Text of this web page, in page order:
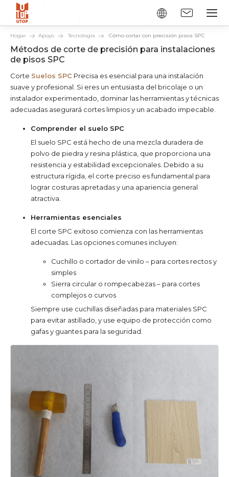
Hogar Apoyo Tecnología Cómo cortar con precisión pisos SPC
Métodos de corte de precisión para instalaciones
de pisos SPC
Corte Suelos SPC Precisa es esencial para una instalación
suave y profesional. Si eres un entusiasta del bricolaje o un
instalador experimentado, dominar las herramientas y técnicas
adecuadas asegurará cortes limpios y un acabado impecable.
Comprender el suelo SPC
El suelo SPC está hecho de una mezcla duradera de
polvo de piedra y resina plástica, que proporciona una
resistencia y estabilidad excepcionales. Debido a su
estructura rígida, el corte preciso es fundamental para
lograr costuras apretadas y una apariencia general
atractiva.
Herramientas esenciales
El corte SPC exitoso comienza con las herramientas
adecuadas. Las opciones comunes incluyen:
Cuchillo o cortador de vinilo – para cortes rectos y
simples
Sierra circular o rompecabezas – para cortes
complejos o curvos
Siempre use cuchillas diseñadas para materiales SPC
para evitar astillado, y use equipo de protección como
gafas y guantes para la seguridad.